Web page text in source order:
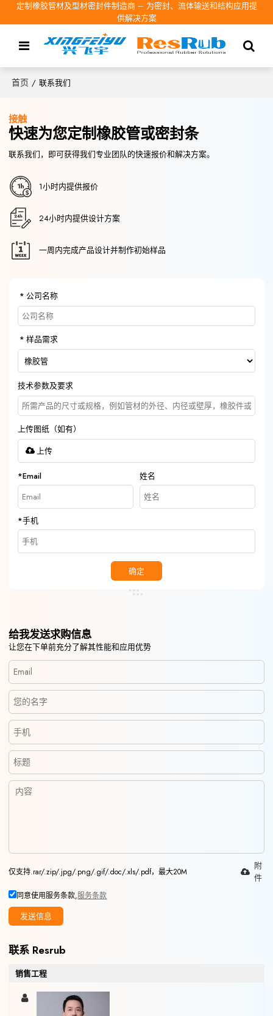
定制橡胶管材及型材密封件制造商 – 为密封、流体输送和结构应用提
供解决方案
首页 / 联系我们
接触
快速为您定制橡胶管或密封条
联系我们，即可获得我们专业团队的快速报价和解决方案。
1小时内提供报价
24小时内提供设计方案
一周内完成产品设计并制作初始样品
公司名称
样品需求
技术参数及要求
上传图纸（如有）
上传
*Email 姓名
*手机
确定
给我发送求购信息
让您在下单前充分了解其性能和应用优势
仅支持.rar/.zip/.jpg/.png/.gif/.doc/.xls/.pdf，最大20M
附
件
同意使用服务条款,服务条款
发送信息
联系 Resrub
销售工程